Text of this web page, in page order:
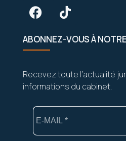
ABONNEZ-VOUS À
Recevez toute l’actualité
informations du cabinet.